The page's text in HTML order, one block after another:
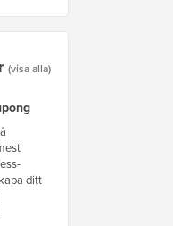
(visa alla)
ditt